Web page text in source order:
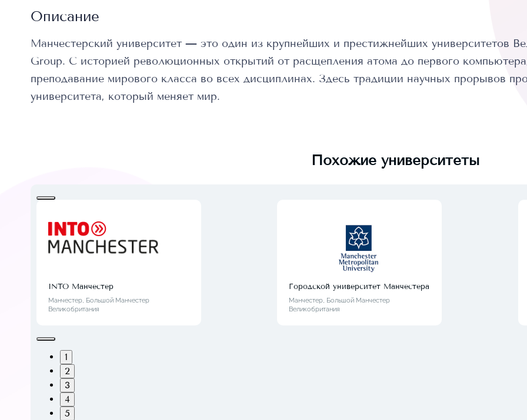
Описание
Манчестерский университет — это один из крупнейших и престижнейших университетов
Group. С историей революционных открытий от расщепления атома до первого
преподавание мирового класса во всех дисциплинах. Здесь традиции научных прорывов
университета, который меняет мир.
Похожие университеты
INTO Манчестер
Манчестер, Большой Манчестер
Великобритания
Городской университет Манчестера
Манчестер, Большой Манчестер
Великобритания
1
2
3
4
5